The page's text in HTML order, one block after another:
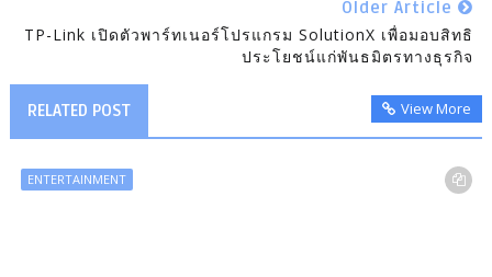
Older Article
TP-Link เปิดตัวพาร์ทเนอร์โปรแกรม SolutionX เพื่อมอบสิทธิ
ประโยชน์แก่พันธมิตรทางธุรกิจ
RELATED POST View More
ENTERTAINMENT